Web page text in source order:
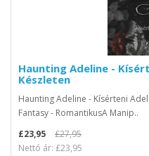
Haunting Adeline -
Készleten
Haunting Adeline - Kísérteni
Fantasy - RomantikusA Manip..
£23,95
£27,95
Nettó ár: £23,95